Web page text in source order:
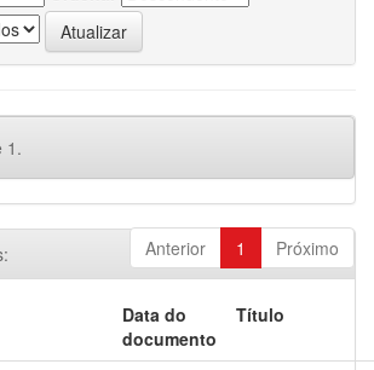
1.
Anterior 1 Próximo
Data do
documento
Título